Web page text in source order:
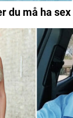
du må ha sex